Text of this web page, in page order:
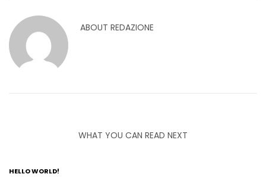
ABOUT REDAZIONE
WHAT YOU CAN READ NEXT
HELLO WORLD!